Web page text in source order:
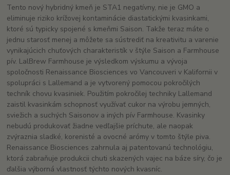
Tento nový hybridný kmeň je STA1 negatívny, nie je GMO a
eliminuje riziko krížovej kontaminácie diastatickými kvasinkami,
ktoré sú typicky spojené s kmeňmi Saison. Takže teraz máte o
jednu starosť menej a môžete sa sústrediť na kreativitu a varenie
vynikajúcich chuťových charakteristík v štýle Saison a Farmhouse
pív. LalBrew Farmhouse je výsledkom výskumu a vývoja
spoločnosti Renaissance Biosciences vo Vancouveri v Kalifornii v
spolupráci s Lallemand a je vytvorený pomocou pokročilých
techník chovu kvasiniek. Použitím pokročilej techniky Lallemand
zaistil kvasinkám schopnosť využívať cukor na výrobu jemných,
sviežich a suchých Saisonov a iných pív Farmhouse. Kvasinky
nebudú produkovať žiadne vedľajšie príchute, ale naopak
zvýraznia sladké, korenisté a ovocné arómy v tomto štýle piva.
Renaissance Biosciences zahrnula aj patentovanú technológiu,
ktorá zabraňuje produkcii chuti skazených vajec na báze síry, čo je
ďalšia výborná vlastnosť týchto nových kvasníc.